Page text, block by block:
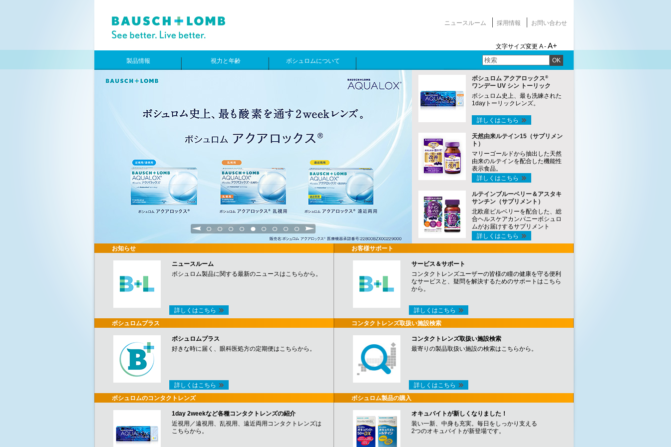
ニュースルーム 採用情報 お問い合わせ
文字サイズ変更 A - A+
OK
製品情報 視力と年齢 ボシュロムについて
1 2 3 4 5 6 7 8 9
ボシュロム アクアロックス®
ワンデー UV シン トーリック
ボシュロム史上、最も洗練された
1dayトーリックレンズ。
詳しくはこちら
天然由来ルテイン15（サプリメン
ト）
マリーゴールドから抽出した天然
由来のルテインを配合した機能性
表示食品。
詳しくはこちら
ルテインブルーベリー＆アスタキ
サンチン（サプリメント）
北欧産ビルベリーを配合した、総
合ヘルスケアカンパニーボシュロ
ムがお届けするサプリメント
詳しくはこちら
お知らせ
ニュースルーム
ボシュロム製品に関する最新のニュースはこちらから。
詳しくはこちら
ボシュロムプラス
ボシュロムプラス
好きな時に届く、眼科医処方の定期便はこちらから。
詳しくはこちら
ボシュロムのコンタクトレンズ
1day 2weekなど各種コンタクトレンズの紹介
近視用／遠視用、乱視用、遠近両用コンタクトレンズは
こちらから。
お客様サポート
サービス＆サポート
コンタクトレンズユーザーの皆様の瞳の健康を守る便利
なサービスと、疑問を解決するためのサポートはこちら
から。
詳しくはこちら
コンタクトレンズ取扱い施設検索
コンタクトレンズ取扱い施設検索
最寄りの製品取扱い施設の検索はこちらから。
詳しくはこちら
ボシュロム製品の購入
オキュバイトが新しくなりました！
装い一新、中身も充実。毎日をしっかり支える
2つのオキュバイトが新登場です。